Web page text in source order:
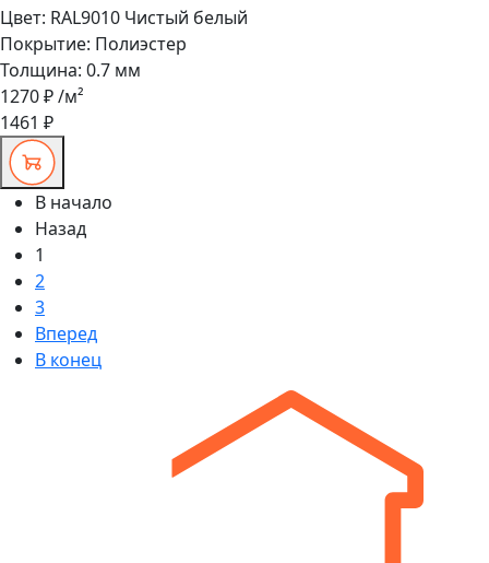
Цвет: RAL9010 Чистый белый
Покрытие: Полиэстер
Толщина: 0.7 мм
1270 ₽/м²
1461 ₽
В начало
Назад
1
2
3
Вперед
В конец